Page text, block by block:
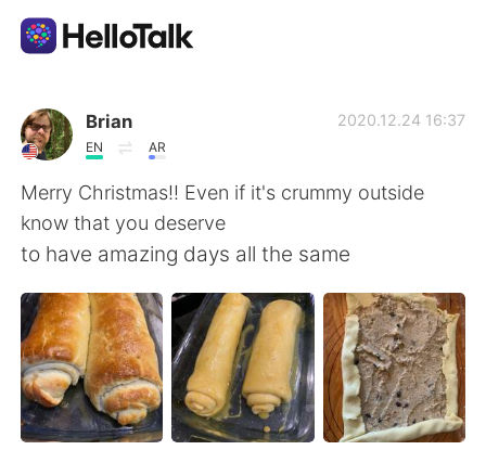
แอปแลกเปลี่ยนทางภาษา
AI Grammar Checker
ไทย
English 简体中文
繁體中文 Español
العربية Français
Brian
EN AR
2020.12.24 16:37
Merry Christmas!! Even if it's crummy outside
know that you deserve
to have amazing days all the same